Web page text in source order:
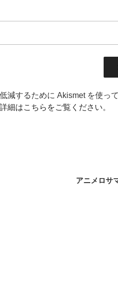
減するために Akismet を使って
細はこちらをご覧ください。
アニメロサ